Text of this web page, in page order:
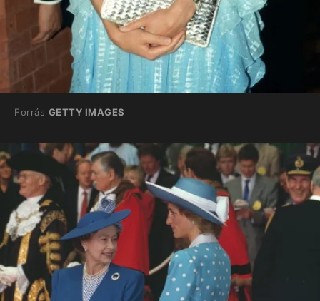
Forrás GETTY IMAGES